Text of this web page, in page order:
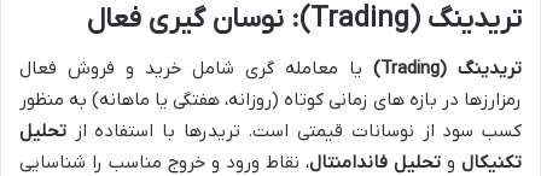
تریدینگ (Trading): نوسان گیری فعال
تریدینگ (Trading)
یا معامله گری شامل خرید و فروش فعال
رمزارزها در بازه های زمانی کوتاه (روزانه، هفتگی یا ماهانه) به منظور
کسب سود از نوسانات قیمتی است. تریدرها با استفاده از تحلیل
تکنیکال و تحلیل فاندامنتال، نقاط ورود و خروج مناسب را شناسایی